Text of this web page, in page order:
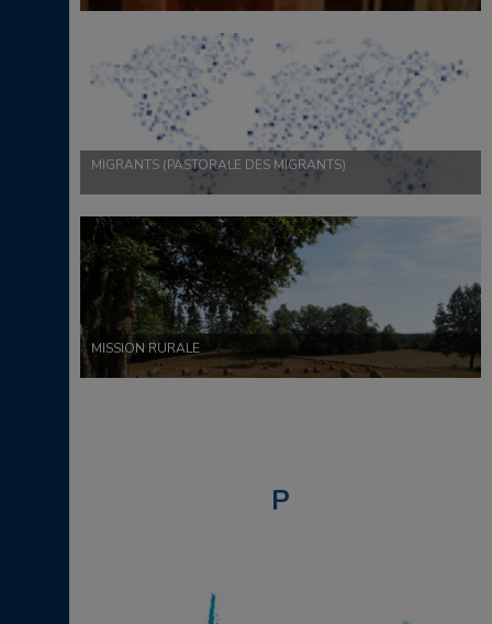
MIGRANTS (PASTORALE DES MIGRANTS)
MISSION RURALE
P